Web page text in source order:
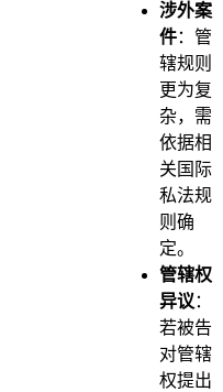
涉外案
件：管
辖规则
更为复
杂，需
依据相
关国际
私法规
则确
定。
管辖权
异议 ：
若被告
对管辖
权提出